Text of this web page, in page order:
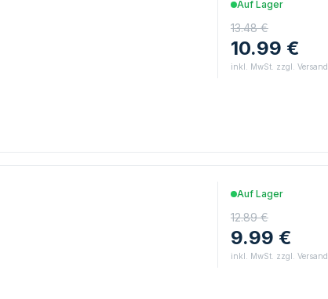
Auf Lager
13.48 €
10.99 €
inkl. MwSt. zzgl. Versand
Auf Lager
12.89 €
9.99 €
inkl. MwSt. zzgl. Versand